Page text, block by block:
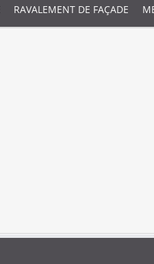
RAVALEMENT DE FAÇADE